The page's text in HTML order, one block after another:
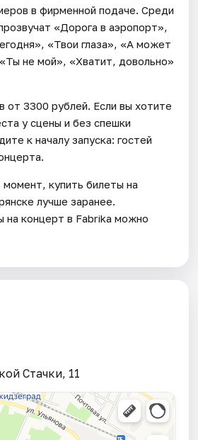
в фирменной подаче. Среди
«Дорога в аэропорт»,
«Твои глаза», «А может
не мой», «Хватит, довольно»
от 3300 рублей. Если вы хотите
у сцены и без спешки
к началу запуска: гостей
купить билеты на
лучше заранее.
на концерт в Fabrika можно
Стачки, 11